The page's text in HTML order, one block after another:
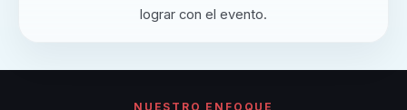
lograr con el evento.
NUESTRO ENFOQUE